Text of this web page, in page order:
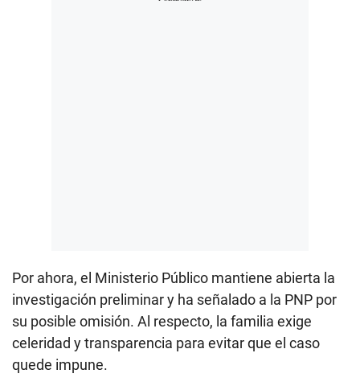
Por ahora, el Ministerio Público mantiene abierta la
investigación preliminar y ha señalado a la PNP por
su posible omisión. Al respecto, la familia exige
celeridad y transparencia para evitar que el caso
quede impune.